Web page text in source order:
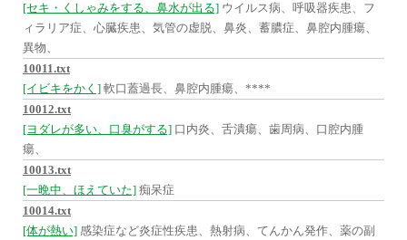
[セキ・くしゃみをする、鼻水が出る] ウイルス病、呼吸器疾患、フ
ィラリア症、心臓疾患、気管の虚脱、鼻炎、蓄膿症、鼻腔内腫瘍、
異物、
10011.txt
[イビキをかく] 軟口蓋過長、鼻腔内腫瘍、****
10012.txt
[ヨダレが多い、口臭がする] 口内炎、舌潰瘍、歯周病、口腔内腫
瘍、
10013.txt
[一晩中、ほえていた] 痴呆症
10014.txt
[体が熱い] 感染症など炎症性疾患、熱射病、てんかん発作、薬の副